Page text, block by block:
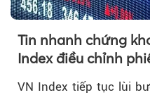
Tin nhanh chứng
Index điều chỉnh
chờ phản ứng tại
VN Index tiếp tục lùi